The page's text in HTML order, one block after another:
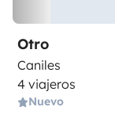
Otro
Caniles
4 viajeros
Nuevo